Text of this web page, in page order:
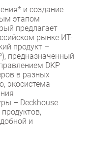
и создание
этапом
предлагает
рынке ИТ-
продукт –
предназначенный
DKP
в разных
экосистема
– Deckhouse
и